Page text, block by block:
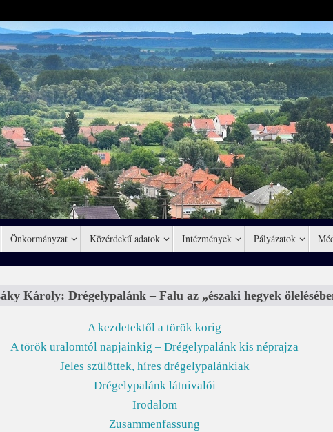
Önkormányzat Közérdekű adatok Intézmények Pályázatok
Károly: Drégelypalánk – Falu az „északi hegyek
A kezdetektől a török korig
A török uralomtól napjainkig – Drégelypalánk kis néprajza
Jeles szülöttek, híres drégelypalánkiak
Drégelypalánk látnivalói
Irodalom
Zusammenfassung